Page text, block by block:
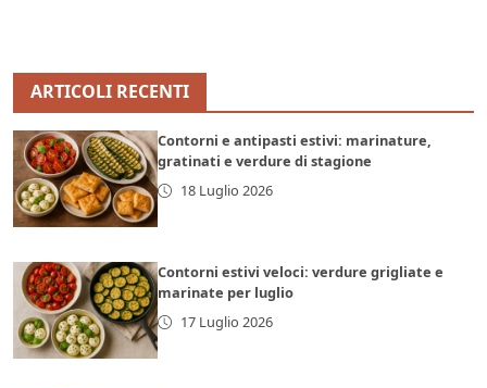
ARTICOLI RECENTI
Contorni e antipasti estivi: marinature,
gratinati e verdure di stagione
18 Luglio 2026
Contorni estivi veloci: verdure grigliate e
marinate per luglio
17 Luglio 2026